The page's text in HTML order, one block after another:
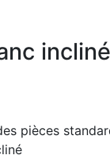
pièces